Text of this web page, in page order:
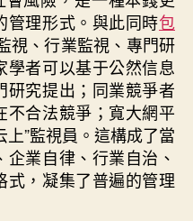
管理形式。與此同時包
視、行業監視、專門研
學者可以基于公然信息
研究提出；同業競爭者
不合法競爭；寬大網平
”監視員。這構成了當
企業自律、行業自治、
式，凝集了普遍的管理